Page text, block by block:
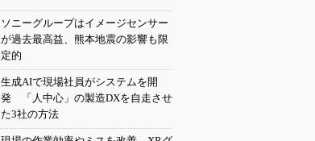
ソニーグループはイメージセンサー
が過去最高益、熊本地震の影響も限
定的
生成AIで現場社員がシステムを開
発 「人中心」の製造DXを自走させ
た3社の方法